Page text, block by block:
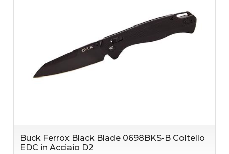
Buck Ferrox Black Blade 0698BKS-B Coltello
EDC in Acciaio D2